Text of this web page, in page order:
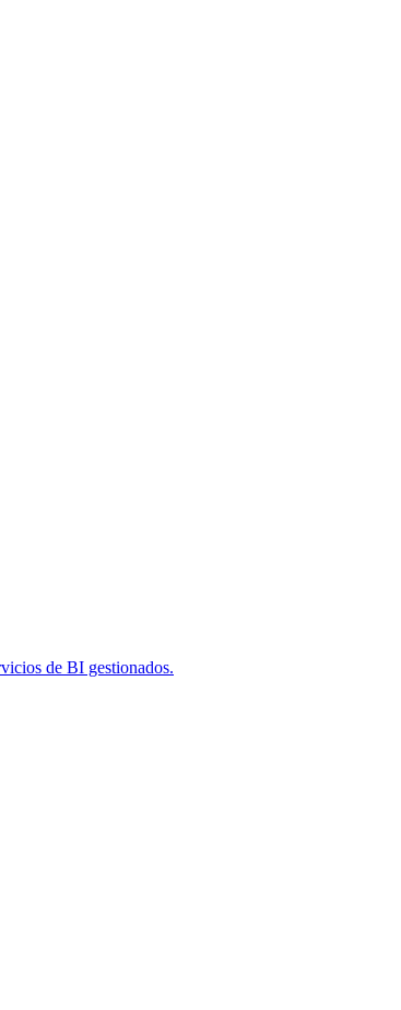
de BI gestionados.